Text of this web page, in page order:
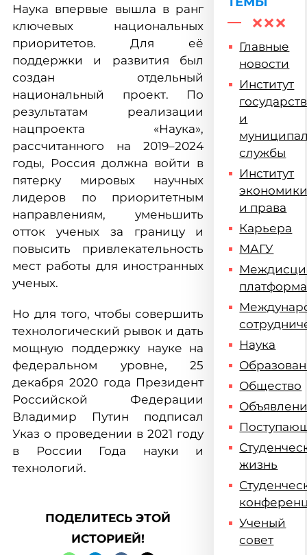
Наука впервые вышла в ранг
ключевых национальных
приоритетов. Для её
поддержки и развития был
создан отдельный
национальный проект. По
результатам реализации
нацпроекта «Наука»,
рассчитанного на 2019–2024
годы, Россия должна войти в
пятерку мировых научных
лидеров по приоритетным
направлениям, уменьшить
отток ученых за границу и
повысить привлекательность
мест работы для иностранных
ученых.
Но для того, чтобы совершить
технологический рывок и дать
мощную поддержку науке на
федеральном уровне, 25
декабря 2020 года Президент
Российской Федерации
Владимир Путин подписал
Указ о проведении в 2021 году
в России Года науки и
технологий.
ПОДЕЛИТЕСЬ ЭТОЙ
ИСТОРИЕЙ!
Главные
новости
Институт
и
службы
Институт
и права
Карьера
МАГУ
платформа
Наука
Общество
жизнь
Ученый
совет